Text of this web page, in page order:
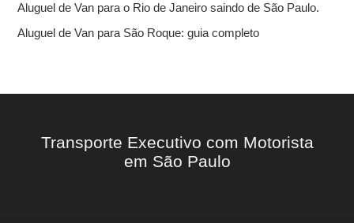
Aluguel de Van para o Rio de Janeiro saindo de São Paulo.
Aluguel de Van para São Roque: guia completo
Transporte Executivo com Motorista
em São Paulo